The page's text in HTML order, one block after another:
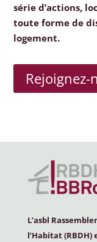
série d’actions,
toute forme de
logement.
Rejoignez-
L’asbl
l’Habitat (RBDH)